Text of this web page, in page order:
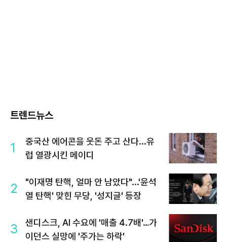
트렌드뉴스
1
중국산 에어콘을 웃돈 주고 산다...유
럽 열광시킨 메이디
2
"이재명 탄핵, 얼마 안 남았다"...'윤석
열 탄핵' 맞힌 무당, '성지글' 등장
3
샌디스크, AI 수요에 '매출 4.7배'…가
이던스 실망에 '주가는 하락'